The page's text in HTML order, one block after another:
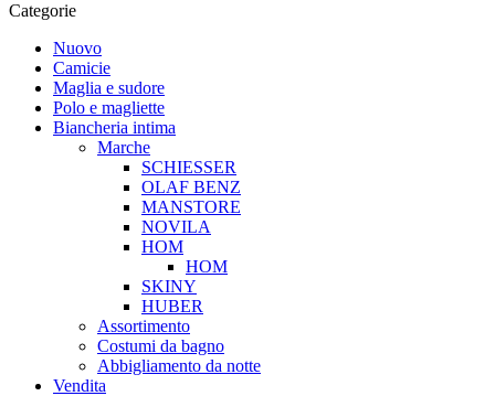
Categorie
Nuovo
Camicie
Maglia e sudore
Polo e magliette
Biancheria intima
Marche
SCHIESSER
OLAF BENZ
MANSTORE
NOVILA
HOM
HOM
SKINY
HUBER
Assortimento
Costumi da bagno
Abbigliamento da notte
Vendita